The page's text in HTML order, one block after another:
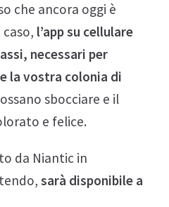
che ancora oggi è
l’app su cellulare
necessari per
la vostra colonia di
sbocciare e il
e felice.
da Niantic in
sarà disponibile a